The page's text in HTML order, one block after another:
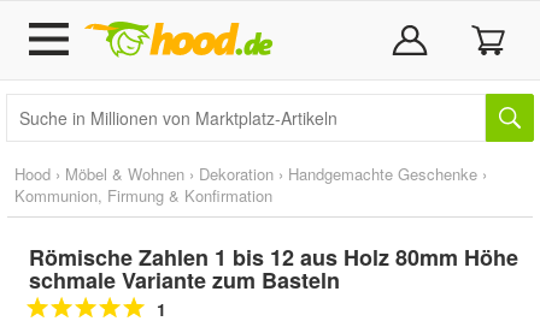
Hood › Möbel & Wohnen › Dekoration › Handgemachte Geschenke ›
Kommunion, Firmung & Konfirmation
Römische Zahlen 1 bis 12 aus Holz 80mm Höhe
schmale Variante zum Basteln
1